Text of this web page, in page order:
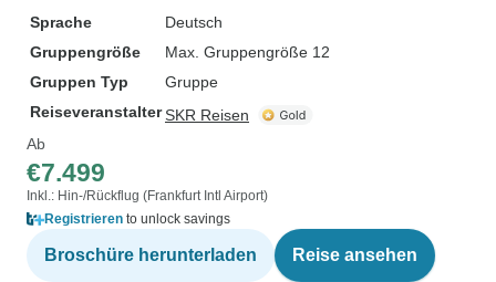
Sprache
Deutsch
Gruppengröße
Max. Gruppengröße 12
Gruppen Typ
Gruppe
ReiseveranstalterSKR Reisen
Ab
€7.499
Inkl.: Hin-/Rückflug (Frankfurt Intl Airport)
Registrieren to unlock savings
Broschüre herunterladen Reise ansehen